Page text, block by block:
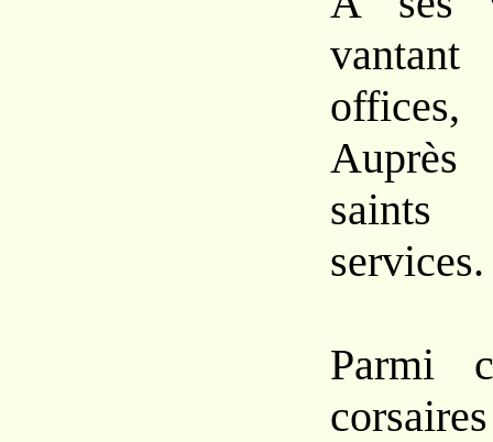
offices,
services.
Parmi